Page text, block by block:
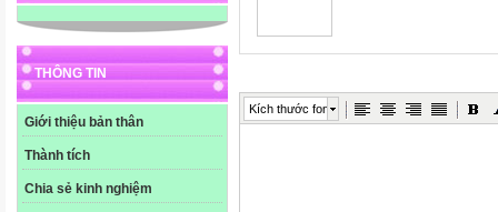
THÔNG TIN
Giới thiệu bản thân
Thành tích
Chia sẻ kinh nghiệm
Kích thước font